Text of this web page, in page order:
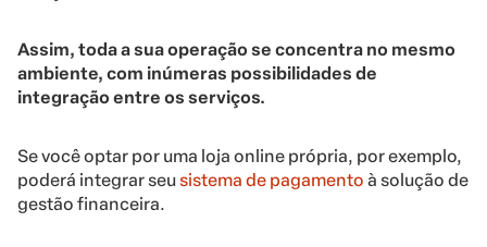
Assim, toda a sua operação se concentra no mesmo
ambiente, com inúmeras possibilidades de
integração entre os serviços.
Se você optar por uma loja online própria, por exemplo,
poderá integrar seusistema de pagamento à solução de
gestão financeira.